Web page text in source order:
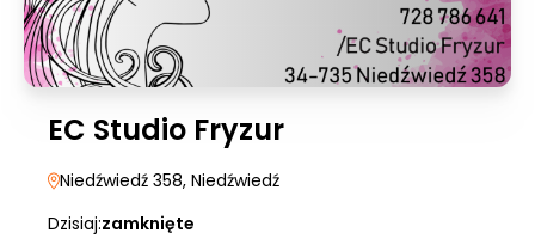
EC Studio Fryzur
Niedźwiedź 358, Niedźwiedź
Dzisiaj:zamknięte